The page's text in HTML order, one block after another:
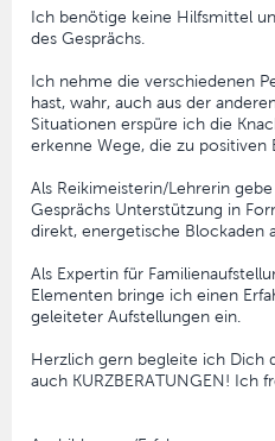
Ich benötige keine Hilfsmittel
des Gesprächs.
Ich nehme die verschiedenen
hast, wahr, auch aus der
Situationen erspüre ich die
erkenne Wege, die zu positiven
Als Reikimeisterin/Lehrerin
Gesprächs Unterstützung in
direkt, energetische Blockaden
Als Expertin für
Elementen bringe ich einen
geleiteter Aufstellungen ein.
Herzlich gern begleite ich Dich
auch KURZBERATUNGEN! Ich